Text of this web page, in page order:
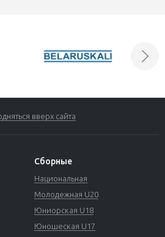
вверх сайта
Сборные
Национальная
Молодежная U20
Юниорская U18
Юношеская U17